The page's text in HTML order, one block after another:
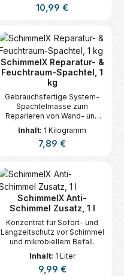
Regulärer Preis:
10,99 €
SchimmelX Reparatur- &
Feuchtraum-Spachtel, 1
kg
Gebrauchsfertige System-
Spachtelmasse zum
Reparieren von Wand- und
Deckenflächen.
Inhalt: 1 Kilogramm
Regulärer Preis:
7,89 €
SchimmelX Anti-
Schimmel Zusatz, 1 l
Konzentrat für Sofort- und
Langzeitschutz vor Schimmel
und mikrobiellem Befall.
Inhalt: 1 Liter
Regulärer Preis:
9,99 €